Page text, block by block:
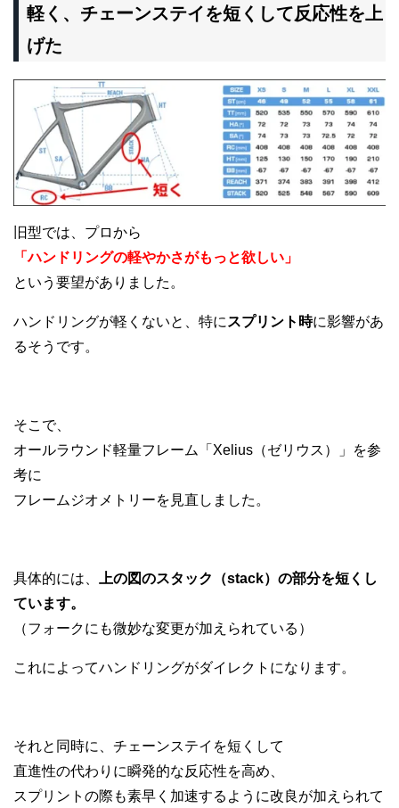
軽く、チェーンステイを短くして反応性を上
げた
旧型では、プロから
「ハンドリングの軽やかさがもっと欲しい」
という要望がありました。
ハンドリングが軽くないと、特に スプリント時に影響があ
るそうです。
そこで、
オールラウンド軽量フレーム「Xelius（ゼリウス）」を参
考に
フレームジオメトリーを見直しました。
具体的には、
上の図のスタック（stack）の部分を短くし
ています。
（フォークにも微妙な変更が加えられている）
これによってハンドリングがダイレクトになります。
それと同時に、チェーンステイを短くして
直進性の代わりに瞬発的な反応性を高め、
スプリントの際も素早く加速するように改良が加えられて